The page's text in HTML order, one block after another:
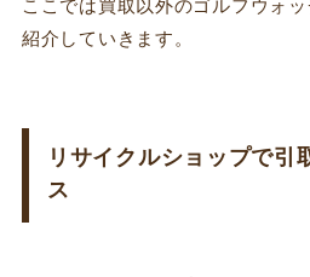
ここでは買取以外のゴルフウォ
紹介していきます。
リサイクルショップで引
ス